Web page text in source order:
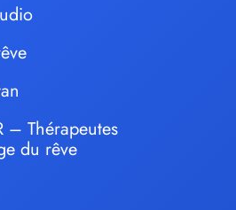
– Thérapeutes
du rêve